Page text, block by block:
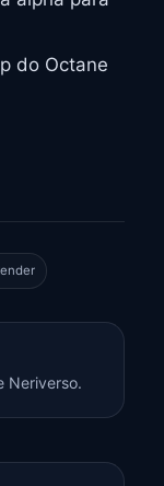
do Octane
Neriverso.